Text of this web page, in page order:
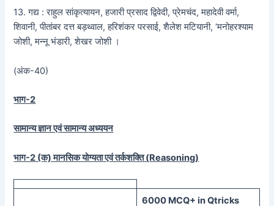
13. गद्य : राहुल सांकृत्यायन, हजारी प्रसाद द्विवेदी, प्रेमचंद, महादेवी वर्मा,
शिवानी, पीतांबर दत्त बड़थ्वाल, हरिशंकर परसाई, शैलेश मटियानी, ‘मनोहरश्याम
जोशी, मन्नू भंडारी, शेखर जोशी ।
(अंक-40)
भाग-2
सामान्य ज्ञान एवं सामान्य अध्ययन
भाग-2 (क) मानसिक योग्यता एवं तर्कशक्ति (Reasoning)
6000 MCQ+ inQtricks